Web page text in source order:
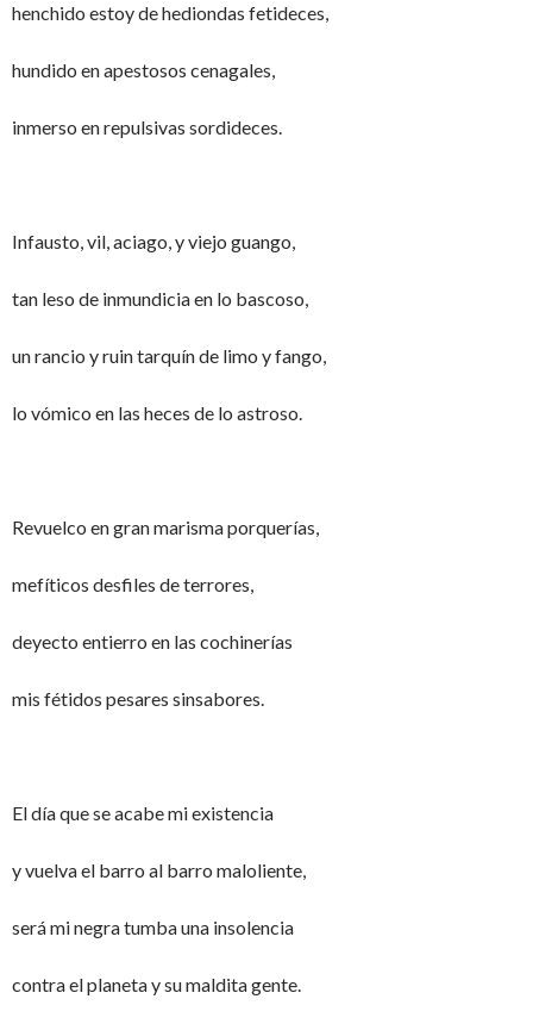
henchido estoy de hediondas fetideces,
hundido en apestosos cenagales,
inmerso en repulsivas sordideces.
Infausto, vil, aciago, y viejo guango,
tan leso de inmundicia en lo bascoso,
un rancio y ruin tarquín de limo y fango,
lo vómico en las heces de lo astroso.
Revuelco en gran marisma porquerías,
mefíticos desfiles de terrores,
deyecto entierro en las cochinerías
mis fétidos pesares sinsabores.
El día que se acabe mi existencia
y vuelva el barro al barro maloliente,
será mi negra tumba una insolencia
contra el planeta y su maldita gente.